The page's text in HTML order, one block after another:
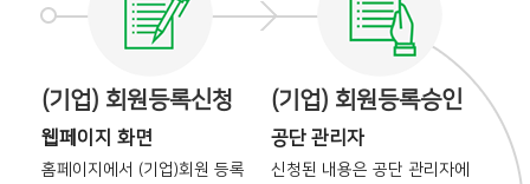
(기업) 회원등록신청
웹페이지 화면
홈페이지에서 (기업)회원 등록
(기업) 회원등록승인
공단 관리자
신청된 내용은 공단 관리자에